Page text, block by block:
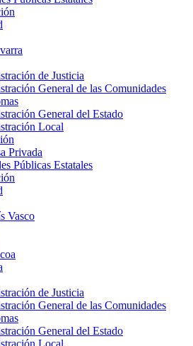
de Justicia
General de las Comunidades
General del Estado
Local
Privada
Públicas Estatales
Vasco
de Justicia
General de las Comunidades
General del Estado